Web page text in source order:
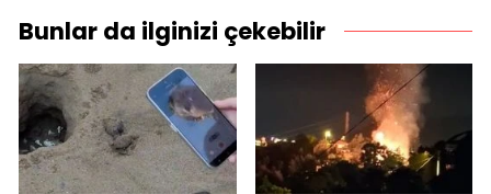
Bunlar da ilginizi çekebilir